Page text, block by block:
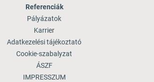
Referenciák
Pályázatok
Karrier
Adatkezelési tájékoztató
Cookie-szabalyzat
ÁSZF
IMPRESSZUM